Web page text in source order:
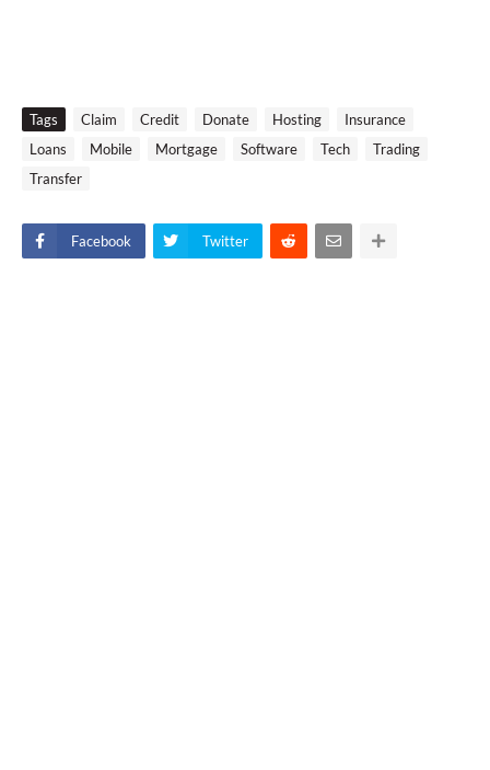
Tags Claim Credit Donate Hosting
Insurance
Loans
Mobile Mortgage Software Tech
Trading
Transfer
Facebook Twitter